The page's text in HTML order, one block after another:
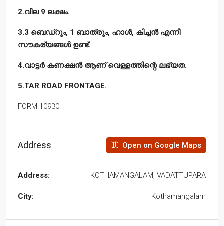
2.വില 9 ലക്ഷം.
3.3 ബെഡ്‌റൂം, 1 ബാത്രൂം, ഹാൾ, കിച്ചൻ എന്നീ
സൗകര്യങ്ങൾ ഉണ്ട്.
4.വാട്ടർ കണക്ഷൻ ആണ് വെള്ളത്തിന്റെ ലഭ്യത.
5.TAR ROAD FRONTAGE.
FORM 10930
Address Open on Google Maps
Address: KOTHAMANGALAM, VADATTUPARA
City: Kothamangalam